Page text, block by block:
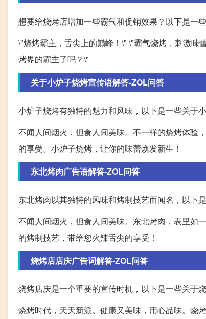
想要给烧烤店增加一些霸气和促销效果？以下是一
\"烧烤霸主，舌尖上的巅峰！\" \"霸气烧烤，刺激味
烤界的霸主了吗？\"
关于小炉子烧烤宣传语解答-ZOL问答
小炉子烧烤有独特的魅力和风味，以下是一些关于
不闻人间烟火，但食人间美味。不一样的烧烤体验
的享受。小炉子烧烤，让你的味蕾焕发新生！
东北烤肉广告语解答-ZOL问答
东北烤肉以其独特的风味和烤制技艺而闻名，以下
不闻人间烟火，但食人间美味。东北烤肉，表里如
的烤制技艺，带给您火辣舌尖的享受！
烧烤店店庆广告词解答-ZOL问答
烧烤店庆是一个重要的宣传时机，以下是一些关于
烧烤时代，天天新派。健康又美味，用心品味。烧